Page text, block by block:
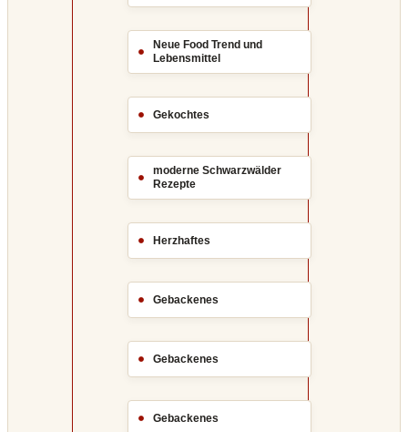
Neue Food Trend und
Lebensmittel
Gekochtes
moderne Schwarzwälder
Rezepte
Herzhaftes
Gebackenes
Gebackenes
Gebackenes